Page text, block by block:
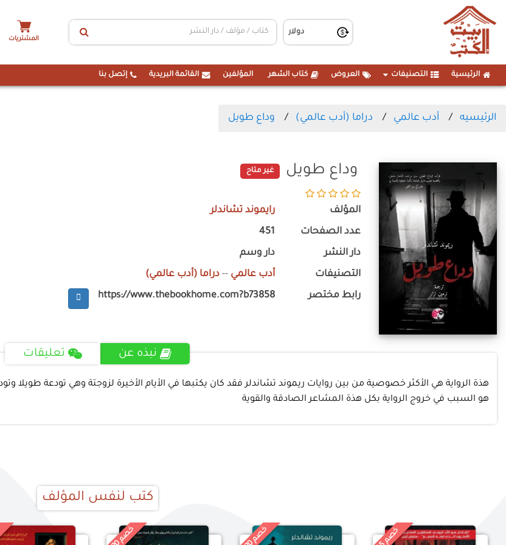
المشتريات
الرئيسية التصنيفات العروض كتاب الشهر المؤلفين القائمة البريدية إتصل بنا
الرئيسيه أدب عالمي دراما (أدب عالمي) وداع طويل
وداع طويل غير متاح
المؤلف رايموند تشاندلر
عدد الصفحات 451
دار النشر دار وسم
التصنيفات أدب عالمي -- دراما (أدب عالمي)
رابط مختصر https://www.thebookhome.com?b73858
نبذه عن تعليقات
هذة الرواية هي الأكثر خصوصية من بين روايات ريموند تشاندلر فقد كان يكتبها في الأيام الأخيرة لزوجتة وهي تودعة طويلا
هو السبب في خروج الرواية بكل هذة المشاعر الصادقة والقوية
كتب لنفس المؤلف
خ
% خ
% خ
%